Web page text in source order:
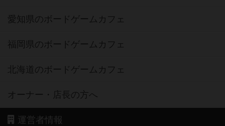
愛知県のボードゲームカフェ
福岡県のボードゲームカフェ
北海道のボードゲームカフェ
オーナー・店長の方へ
運営者情報